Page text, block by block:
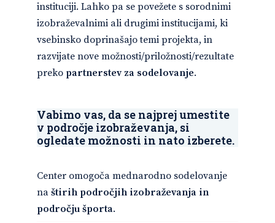
instituciji. Lahko pa se povežete s sorodnimi
izobraževalnimi ali drugimi institucijami, ki
vsebinsko doprinašajo temi projekta, in
razvijate nove možnosti/priložnosti/rezultate
preko partnerstev za sodelovanje.
Vabimo vas, da se najprej umestite
v področje izobraževanja, si
ogledate možnosti in nato izberete.
Center omogoča mednarodno sodelovanje
na štirih področjih izobraževanja in
področju športa.